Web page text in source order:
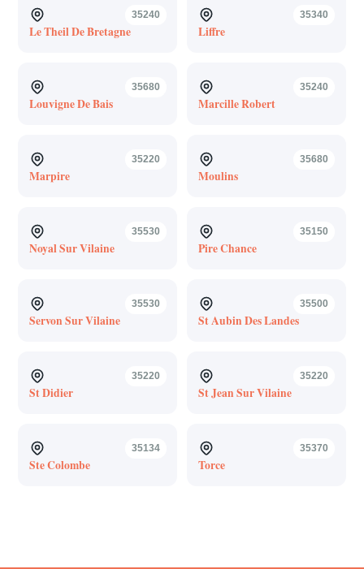
35240
Le Theil De Bretagne
35340
Liffre
35680
Louvigne De Bais
35240
Marcille Robert
35220
Marpire
35680
Moulins
35530
Noyal Sur Vilaine
35150
Pire Chance
35530
Servon Sur Vilaine
35500
St Aubin Des Landes
35220
St Didier
35220
St Jean Sur Vilaine
35134
Ste Colombe
35370
Torce